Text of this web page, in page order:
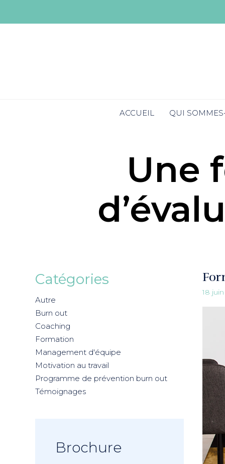
ACCUEIL QUI
Une
18 juin
Catégories
Autre
Burn out
Coaching
Formation
Management d'équipe
Motivation au travail
Programme de prévention burn out
Témoignages
Brochure